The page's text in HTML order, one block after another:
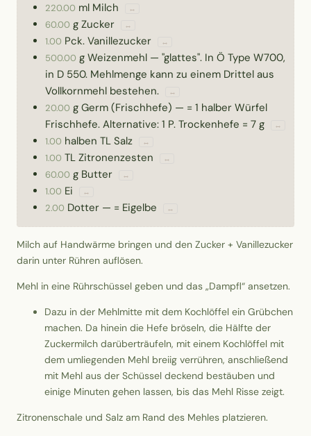
220.00 ml Milch ↔
60.00 g Zucker ↔
1.00 Pck. Vanillezucker ↔
500.00 g Weizenmehl — "glattes". In Ö Type W700,
in D 550. Mehlmenge kann zu einem Drittel aus
Vollkornmehl bestehen.
↔
20.00 g Germ (Frischhefe) — = 1 halber Würfel
Frischhefe. Alternative: 1 P. Trockenhefe = 7 g
↔
1.00 halben TL Salz ↔
1.00 TL Zitronenzesten ↔
60.00 g Butter ↔
1.00 Ei ↔
2.00 Dotter — = Eigelbe ↔
Milch auf Handwärme bringen und den Zucker + Vanillezucker
darin unter Rühren auflösen.
Mehl in eine Rührschüssel geben und das „Dampfl“ ansetzen.
Dazu in der Mehlmitte mit dem Kochlöffel ein Grübchen
machen. Da hinein die Hefe bröseln, die Hälfte der
Zuckermilch darüberträufeln, mit einem Kochlöffel mit
dem umliegenden Mehl breiig verrühren, anschließend
mit Mehl aus der Schüssel deckend bestäuben und
einige Minuten gehen lassen, bis das Mehl Risse zeigt.
Zitronenschale und Salz am Rand des Mehles platzieren.